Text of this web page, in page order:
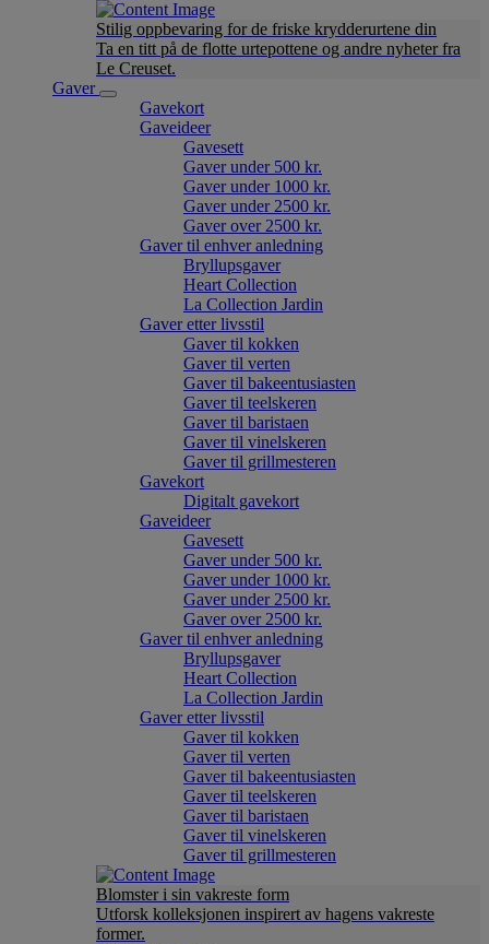
Stilig oppbevaring for de friske krydderurtene din
Ta en titt på de flotte urtepottene og andre nyheter fra
Le Creuset.
Gaver
Gavekort
Gaveideer
Gavesett
Gaver under 500 kr.
Gaver under 1000 kr.
Gaver under 2500 kr.
Gaver over 2500 kr.
Gaver til enhver anledning
Bryllupsgaver
Heart Collection
La Collection Jardin
Gaver etter livsstil
Gaver til kokken
Gaver til verten
Gaver til bakeentusiasten
Gaver til teelskeren
Gaver til baristaen
Gaver til vinelskeren
Gaver til grillmesteren
Gavekort
Digitalt gavekort
Gaveideer
Gavesett
Gaver under 500 kr.
Gaver under 1000 kr.
Gaver under 2500 kr.
Gaver over 2500 kr.
Gaver til enhver anledning
Bryllupsgaver
Heart Collection
La Collection Jardin
Gaver etter livsstil
Gaver til kokken
Gaver til verten
Gaver til bakeentusiasten
Gaver til teelskeren
Gaver til baristaen
Gaver til vinelskeren
Gaver til grillmesteren
Blomster i sin vakreste form
Utforsk kolleksjonen inspirert av hagens vakreste
former.